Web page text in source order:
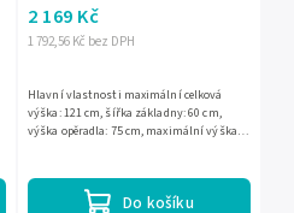
1 792,56 Kč bez DPH
2 169 Kč
Do košíku
Hlavní vlastnosti maximální celková
výška: 121 cm, šířka základny: 60 cm,
výška opěradla: 75 cm, maximální výška